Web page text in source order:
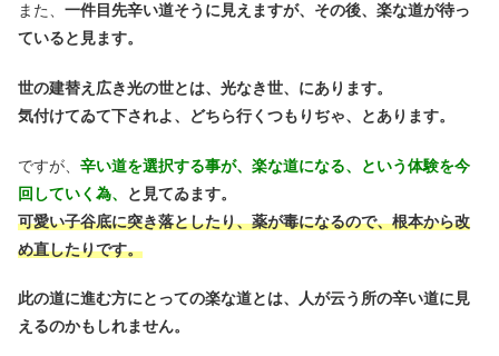
また、 一件目先辛い道そうに見えますが、その後、楽な道が待っ
ていると見ます。
世の建替え広き光の世とは、光なき世、にあります。
気付けてゐて下されよ、どちら行くつもりぢゃ、とあります。
ですが、 辛い道を選択する事が、楽な道になる、という体験を今
回していく為、
と見てゐます。
可愛い子谷底に突き落としたり、薬が毒になるので、根本から改
め直したりです。
此の道に進む方にとっての楽な道とは、人が云う所の辛い道に見
えるのかもしれません。